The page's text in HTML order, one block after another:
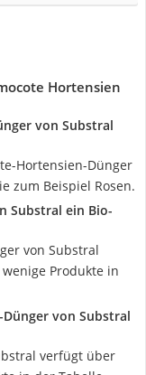
Hortensien
von Substral
Hortensien-Dünger
zum Beispiel Rosen.
Substral ein Bio-
von Substral
Produkte in
von Substral
verfügt über